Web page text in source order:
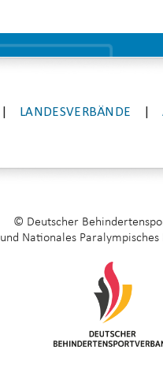
LANDESVERBÄNDE
© Deutscher
und Nationales Paralympisches